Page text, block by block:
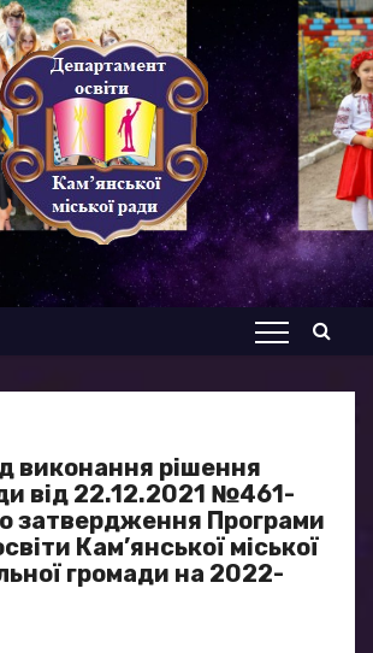
виконання рішення
від 22.12.2021 №461-
затвердження Програми
Кам’янської міської
громади на 2022-